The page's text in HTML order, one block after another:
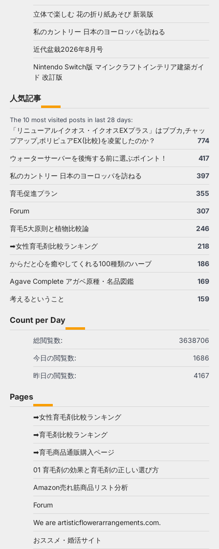
立体で楽しむ 花の折り紙あそび 新装版
私のカントリー 日本のヨーロッパを訪ねる
近代盆栽2026年8月号
Nintendo Switch版 マインクラフトインテリア建築ガイ
ド 改訂版
人気記事
The 10 most visited posts in last 28 days:
「リニューアルイクオス・イクオスEXプラス」はブブカ,チャッ
プアップ,ポリピュアEX(比較)を凌駕したのか？
774
ウォーターサーバーを後悔する前に選ぶポイント！ 417
私のカントリー 日本のヨーロッパを訪ねる 397
育毛促進プラン 355
Forum 307
育毛5大原則と植物比較論 246
➡女性育毛剤比較ランキング 218
からだと心を癒やしてくれる100種類のハーブ 186
Agave Complete アガベ原種・名品図鑑 169
考えるということ 159
Count per Day
3638706
総閲覧数:
1686
今日の閲覧数:
4167
昨日の閲覧数:
Pages
➡女性育毛剤比較ランキング
➡育毛剤比較ランキング
➡育毛商品通販購入ページ
01 育毛剤の効果と育毛剤の正しい選び方
Amazon売れ筋商品リスト分析
Forum
We are artisticflowerarrangements.com.
おススメ・婚活サイト